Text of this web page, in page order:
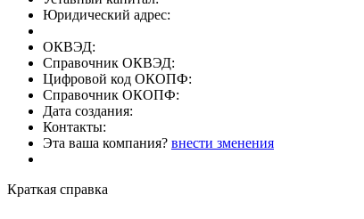
Юридический адрес:
ОКВЭД:
Справочник ОКВЭД:
Цифровой код ОКОПФ:
Справочник ОКОПФ:
Дата создания:
Контакты:
Эта ваша компания? внести зменения
Краткая справка